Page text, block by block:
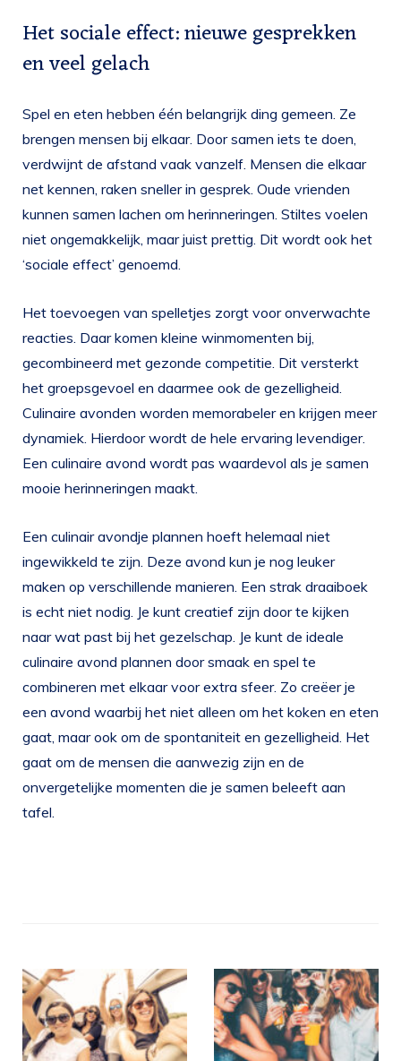
Het sociale effect: nieuwe gesprekken
en veel gelach
Spel en eten hebben één belangrijk ding gemeen. Ze
brengen mensen bij elkaar. Door samen iets te doen,
verdwijnt de afstand vaak vanzelf. Mensen die elkaar
net kennen, raken sneller in gesprek. Oude vrienden
kunnen samen lachen om herinneringen. Stiltes voelen
niet ongemakkelijk, maar juist prettig. Dit wordt ook het
‘sociale effect’ genoemd.
Het toevoegen van spelletjes zorgt voor onverwachte
reacties. Daar komen kleine winmomenten bij,
gecombineerd met gezonde competitie. Dit versterkt
het groepsgevoel en daarmee ook de gezelligheid.
Culinaire avonden worden memorabeler en krijgen meer
dynamiek. Hierdoor wordt de hele ervaring levendiger.
Een culinaire avond wordt pas waardevol als je samen
mooie herinneringen maakt.
Een culinair avondje plannen hoeft helemaal niet
ingewikkeld te zijn. Deze avond kun je nog leuker
maken op verschillende manieren. Een strak draaiboek
is echt niet nodig. Je kunt creatief zijn door te kijken
naar wat past bij het gezelschap. Je kunt de ideale
culinaire avond plannen door smaak en spel te
combineren met elkaar voor extra sfeer. Zo creëer je
een avond waarbij het niet alleen om het koken en eten
gaat, maar ook om de spontaniteit en gezelligheid. Het
gaat om de mensen die aanwezig zijn en de
onvergetelijke momenten die je samen beleeft aan
tafel.